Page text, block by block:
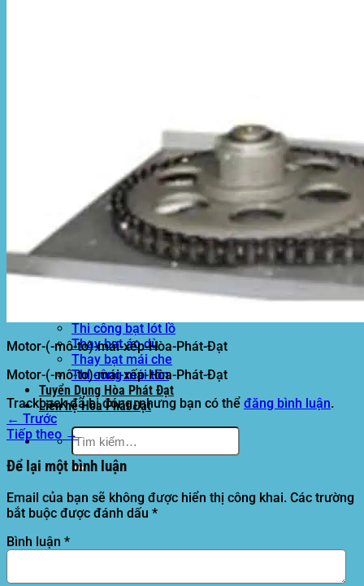
Motor kéo bạt che
Lưới che nắng
Màng phủ nông nghiệp
Bạt Kéo Quán Cafe
Bạt Kéo Sân Trường
Thi Công Mái Xếp Hà Nội
Thi Công Mái Xếp TPHCM
Thi Công Mái Xếp Bình Dương
Thi Công Mái Xếp Biên Hòa
Tin tức
Thi công bạt lót lồ
Thay bạt áo dù
Thay bạt mái che
Thi công mái tôn
Tuyển Dụng Hòa Phát Đạt
Liên hệ Hòa Phát Đạt
Tìm
kiếm:
Motor-(-mô-tơ)-mái-xếp-Hòa-Phát-Đạt
Motor-(-mô-tơ)-mái-xếp-Hòa-Phát-Đạt
Trackback đã bị đóng, nhưng bạn có thể đăng bình luận.
← Trước
Tiếp theo →
Để lại một bình luận
Email của bạn sẽ không được hiển thị công khai. Các trường
bắt buộc được đánh dấu *
Bình luận *